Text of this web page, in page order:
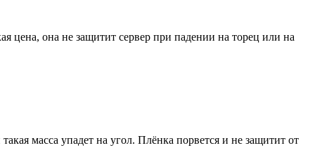
цена, она не защитит сервер при падении на торец или на
масса упадет на угол. Плёнка порвется и не защитит от